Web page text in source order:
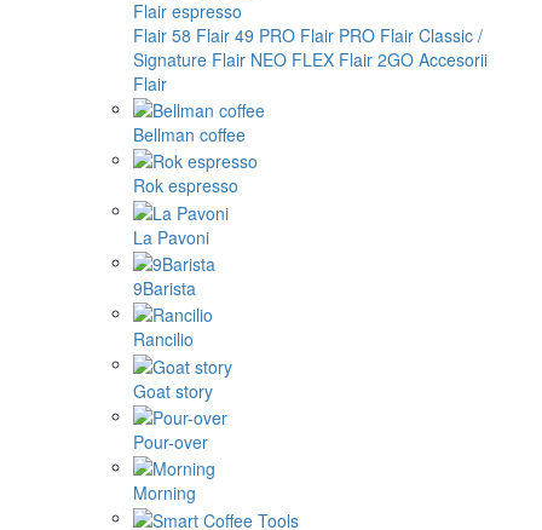
Flair espresso
Flair 58 Flair 49 PRO Flair PRO Flair Classic /
Signature Flair NEO FLEX Flair 2GO Accesorii
Flair
Bellman coffee
Rok espresso
La Pavoni
9Barista
Rancilio
Goat story
Pour-over
Morning